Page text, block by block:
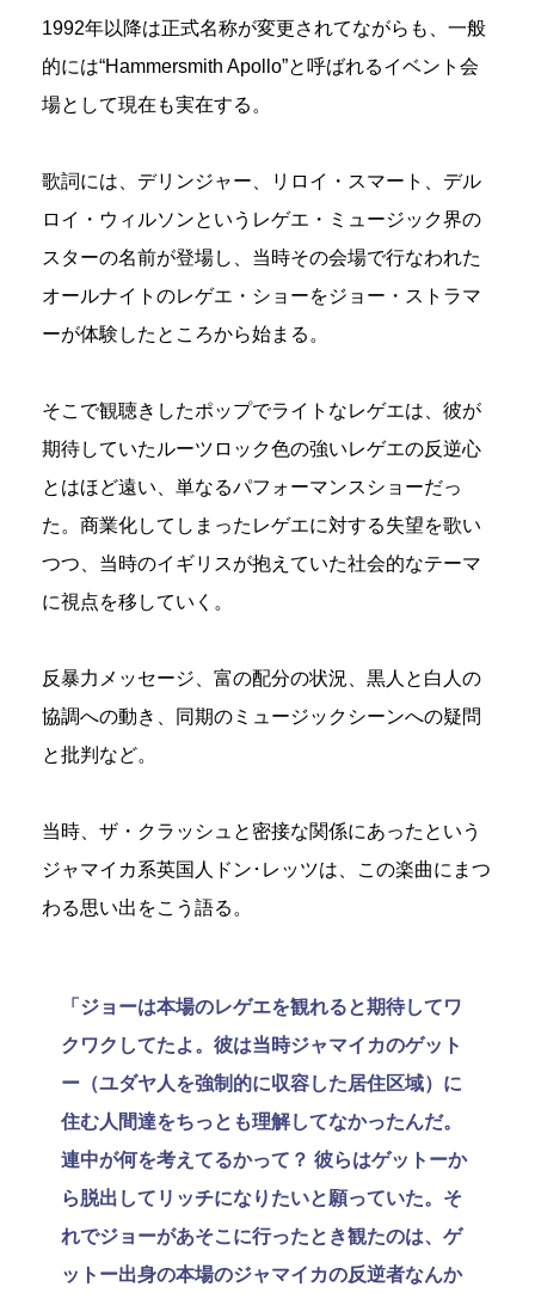
1992年以降は正式名称が変更されてながらも、一般
的には“Hammersmith Apollo”と呼ばれるイベント会
場として現在も実在する。
歌詞には、デリンジャー、リロイ・スマート、デル
ロイ・ウィルソンというレゲエ・ミュージック界の
スターの名前が登場し、当時その会場で行なわれた
オールナイトのレゲエ・ショーをジョー・ストラマ
ーが体験したところから始まる。
そこで観聴きしたポップでライトなレゲエは、彼が
期待していたルーツロック色の強いレゲエの反逆心
とはほど遠い、単なるパフォーマンスショーだっ
た。商業化してしまったレゲエに対する失望を歌い
つつ、当時のイギリスが抱えていた社会的なテーマ
に視点を移していく。
反暴力メッセージ、富の配分の状況、黒人と白人の
協調への動き、同期のミュージックシーンへの疑問
と批判など。
当時、ザ・クラッシュと密接な関係にあったという
ジャマイカ系英国人ドン･レッツは、この楽曲にまつ
わる思い出をこう語る。
「ジョーは本場のレゲエを観れると期待してワ
クワクしてたよ。彼は当時ジャマイカのゲット
ー（ユダヤ人を強制的に収容した居住区域）に
住む人間達をちっとも理解してなかったんだ。
連中が何を考えてるかって？ 彼らはゲットーか
ら脱出してリッチになりたいと願っていた。そ
れでジョーがあそこに行ったとき観たのは、ゲ
ットー出身の本場のジャマイカの反逆者なんか